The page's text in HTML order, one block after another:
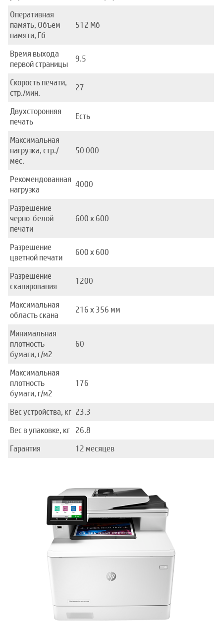
Оперативная
память, Объем
памяти, Гб
512 Мб
Время выхода
первой страницы
9.5
Скорость печати,
стр./мин.
27
Двухсторонняя
печать
Есть
Максимальная
нагрузка, стр./
мес.
50 000
Рекомендованная
нагрузка
4000
Разрешение
черно-белой
печати
600 x 600
Разрешение
цветной печати
600 х 600
Разрешение
сканирования
1200
Максимальная
область скана
216 x 356 мм
Минимальная
плотность
бумаги, г/м2
60
Максимальная
плотность
бумаги, г/м2
176
Вес устройства, кг 23.3
Вес в упаковке, кг 26.8
Гарантия
12 месяцев